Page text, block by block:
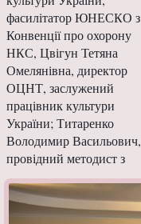
фасилітатор ЮНЕСКО з
Конвенції про охорону
НКС, Цвігун Тетяна
Омелянівна, директор
ОЦНТ, заслужений
працівник культури
України; Титаренко
Володимир Васильович,
провідний методист з